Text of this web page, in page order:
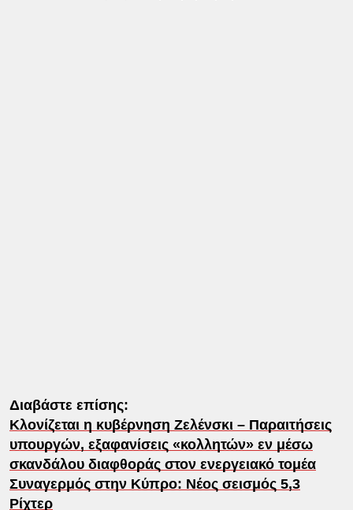
Διαβάστε επίσης:
Κλονίζεται η κυβέρνηση Ζελένσκι – Παραιτήσεις
υπουργών, εξαφανίσεις «κολλητών» εν μέσω
σκανδάλου διαφθοράς στον ενεργειακό τομέα
Συναγερμός στην Κύπρο: Νέος σεισμός 5,3
Ρίχτερ